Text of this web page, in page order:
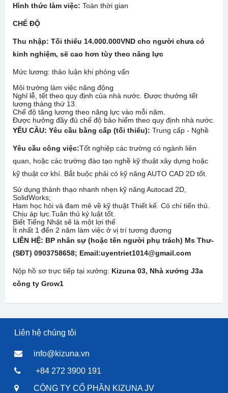
Hình thức làm việc: Toàn thời gian
CHẾ ĐỘ
Thu nhập: Tối thiểu 14.000.000VND cho người chưa có
kinh nghiệm, sẽ cao hơn tùy theo năng lực
Mức lương: thảo luận khi phỏng vấn
Môi trường làm việc năng động
Nghỉ lễ, tết theo quy định của nhà nước. Được thưởng tết
lương tháng thứ 13.
Chế độ tăng lương theo năng lực vào mỗi năm.
Được hưởng đầy đủ chế độ bảo hiểm theo quy định nhà nước.
YÊU CẦU: Yêu cầu bằng cấp (tối thiểu): Trung cấp - Nghề
Yêu cầu công việc:Tốt nghiệp các trường có ngành liên
quan, hoặc các trường đào tạo nghề kỹ thuật xây dựng hoặc
kỹ thuật cơ khí. Bắt buộc phải có kỹ năng AUTO CAD 2D tốt.
Sử dụng thành thạo nhanh nhẹn kỹ năng Autocad 2D,
SolidWorks;
Ham học hỏi và đam mê về kỹ thuật Thiết kế. Có chí tiến thủ.
Chịu áp lực.Tuân thủ kỷ luật tốt.
Biết Tiếng Nhật sẽ là một lợi thế
Ít nhất 1 đến 2 năm làm việc ở vị trí tương đương
LIÊN HỆ: BP nhân sự (hoặc tên người phụ trách) Ms Thư-
(SĐT) 0903758658; Email:uyentriet1014@gmail.com
Nộp hồ sơ trực tiếp tại xưởng: Kizuna 03, Nhà xưởng J3a
công ty Grow1
Liên hệ chúng tôi
info@kizuna.vn
+84 272 3900 191
CÔNG TY CỔ PHẦN KIZUNA JV